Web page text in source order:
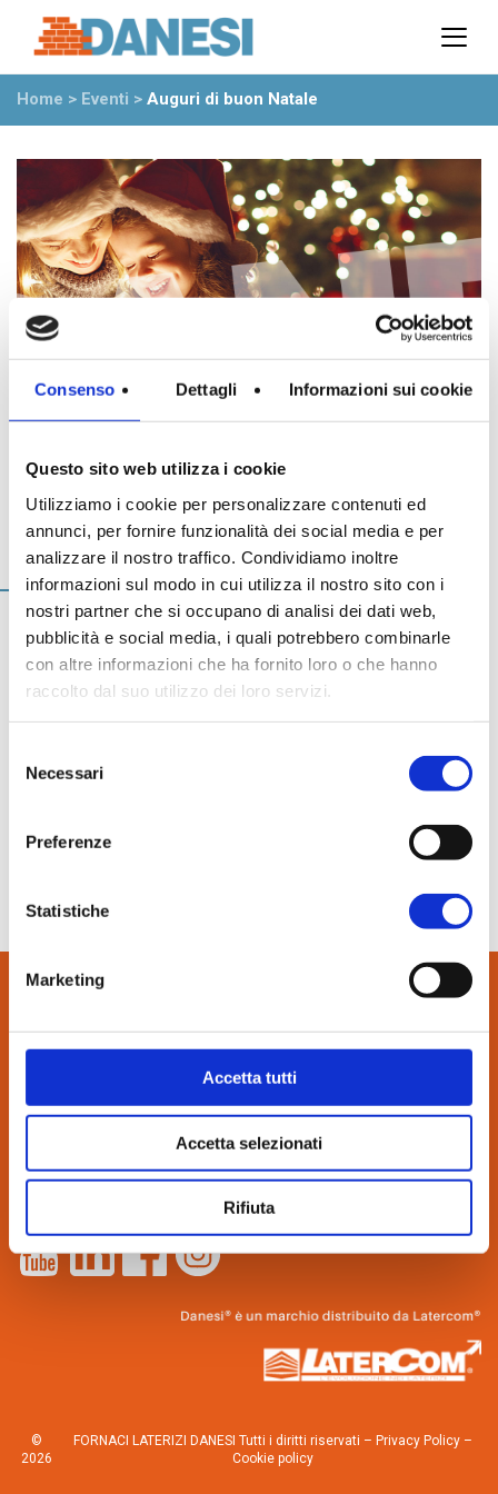
Consenso Dettagli Informazioni sui cookie
Questo sito web utilizza i cookie
Utilizziamo i cookie per personalizzare contenuti ed
annunci, per fornire funzionalità dei social media e per
analizzare il nostro traffico. Condividiamo inoltre
informazioni sul modo in cui utilizza il nostro sito con i
nostri partner che si occupano di analisi dei dati web,
pubblicità e social media, i quali potrebbero combinarle
con altre informazioni che ha fornito loro o che hanno
raccolto dal suo utilizzo dei loro servizi.
delNecessari
Preferenze
Statistiche
Marketing
Accetta tutti
Accetta selezionati
Rifiuta
Il gruppo
Partner
Ambiente
Stabilimenti
Rete commerciale
Ufficio Tecnico
News
Rassegna stampa
Video
In evidenza
Normablok Più High Performance
Muratura armata Danesi
Normablok Più Ponti Termici
Normablok Più Taglio Termico
Normablok Più CAM
Normablok Più S40 MA ricostruzione post sisma
Home > Eventi > Auguri di buon Natale
19 Dicembre 2022
Auguri di buon Natale
Fornaci Laterizi Danesi vi augura Buon Natale!
Vi ricordiamo che:
gli uffici rimarranno chiusi il 24, 25 e 26 dicembre e dal
pomeriggio del 29 dicembre fino all’8 gennaio.
CONTATTI:
Partita IVA N. 04537800155
Novità dall’azienda
©
2026
FORNACI LATERIZI DANESI Tutti i diritti riservati – Privacy Policy–
Cookie policy